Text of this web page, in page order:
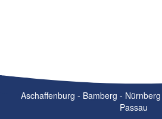
Aschaffenburg - Bamberg -
Passau